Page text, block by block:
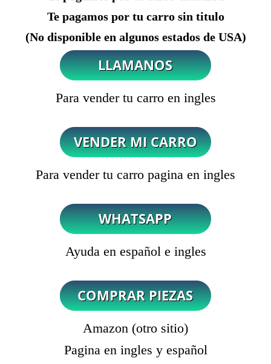
Te pagamos por tu carro sin titulo
(No disponible en algunos estados de USA)
Para vender tu carro en ingles
Para vender tu carro pagina en ingles
Ayuda en español e ingles
Amazon (otro sitio)
Pagina en ingles y español